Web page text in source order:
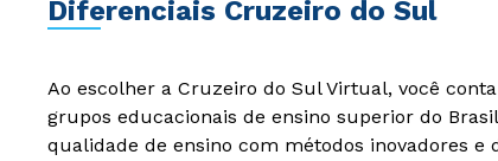
Diferenciais Cruzeiro do Sul
Ao escolher a Cruzeiro do Sul Virtual, você
grupos educacionais de ensino superior do
qualidade de ensino com métodos inovadores